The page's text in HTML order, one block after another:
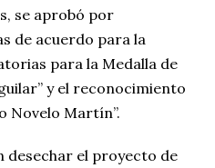
se aprobó por
de acuerdo para la
para la Medalla de
y el reconocimiento
Novelo Martín”.
desechar el proyecto de